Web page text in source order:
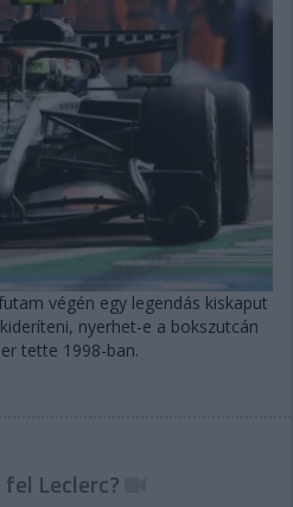
végén egy legendás kiskaput
nyerhet-e a bokszutcán
tette 1998-ban.
Leclerc?